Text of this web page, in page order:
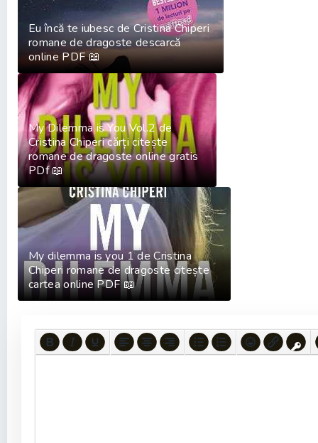
Eu încă te iubesc de Cristina Chiperi
romane de dragoste descarcă
online PDF 📖
My Dilemma is You Vol.2 de
Cristina Chiperi cărți citește
romane de dragoste online gratis
PDf 📖
My dilemma is you 1 de Cristina
Chiperi romane de dragoste citește
cartea online PDF 📖